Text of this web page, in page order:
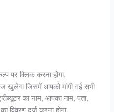
पर क्लिक करना होगा.
खुलेगा जिसमें आपको मांगी गई सभी
का नाम, आपका नाम, पता,
विवरण दर्ज करना होगा.